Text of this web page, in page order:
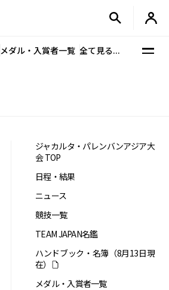
メダル・入賞者一覧 全て見る...
ジャカルタ・パレンバンアジア大
会 TOP
日程・結果
ニュース
競技一覧
TEAM JAPAN名鑑
ハンドブック・名簿（8月13日現
在）
メダル・入賞者一覧